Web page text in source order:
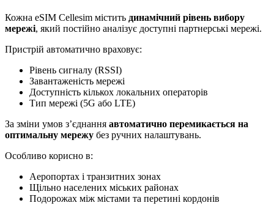
Кожна eSIM Cellesim містить динамічний рівень вибору
мережі, який постійно аналізує доступні партнерські мережі.
Пристрій автоматично враховує:
Рівень сигналу (RSSI)
Завантаженість мережі
Доступність кількох локальних операторів
Тип мережі (5G або LTE)
За зміни умов з’єднання автоматично перемикається на
оптимальну мережу без ручних налаштувань.
Особливо корисно в:
Аеропортах і транзитних зонах
Щільно населених міських районах
Подорожах між містами та перетині кордонів